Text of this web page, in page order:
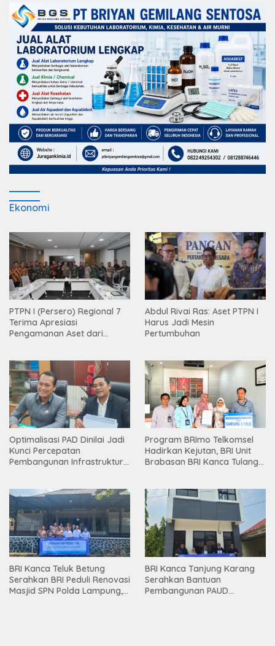
Ekonomi
PTPN I (Persero) Regional 7
Terima Apresiasi
Pengamanan Aset dari
Abdul Rivai Ras: Aset PTPN I
Harus Jadi Mesin
Pertumbuhan
Optimalisasi PAD Dinilai Jadi
Kunci Percepatan
Pembangunan Infrastruktur
Program BRImo Telkomsel
Hadirkan Kejutan, BRI Unit
Brabasan BRI Kanca Tulang
Mesuji
BRI Kanca Teluk Betung
Serahkan BRI Peduli Renovasi
Masjid SPN Polda Lampung,
BRI Kanca Tanjung Karang
Serahkan Bantuan
Pembangunan PAUD